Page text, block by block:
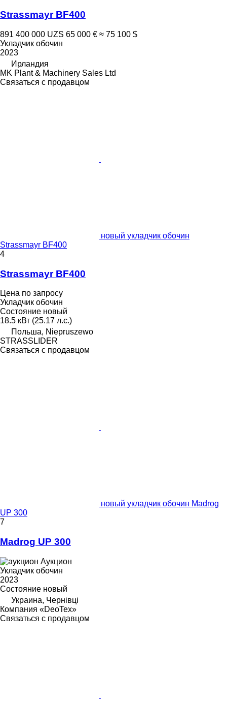
Strassmayr BF400
891 400 000 UZS 65 000 € ≈ 75 100 $
Укладчик обочин
2023
Ирландия
MK Plant & Machinery Sales Ltd
Связаться с продавцом
новый укладчик обочин
Strassmayr BF400
4
Strassmayr BF400
Цена по запросу
Укладчик обочин
Состояние новый
18.5 кВт (25.17 л.с.)
Польша, Niepruszewo
STRASSLIDER
Связаться с продавцом
новый укладчик обочин Madrog
UP 300
7
Madrog UP 300
Аукцион
Укладчик обочин
2023
Состояние новый
Украина, Чернівці
Компания «DeoTex»
Связаться с продавцом